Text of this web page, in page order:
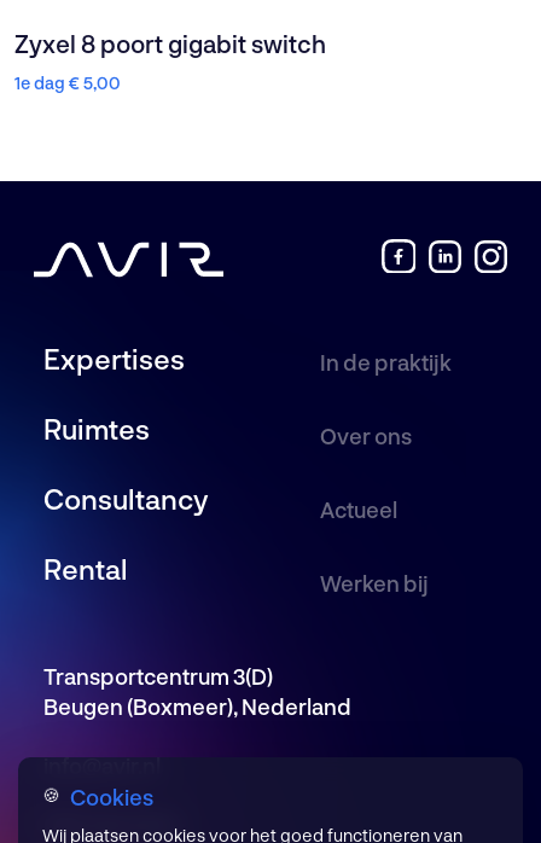
Zyxel 8 poort gigabit switch
1e dag €5,00
Expertises
Ruimtes
Consultancy
Rental
In de praktijk
Over ons
Actueel
Werken bij
Transportcentrum 3(D)
Beugen (Boxmeer), Nederland
info@avir.nl
085 246 5650
🍪 Cookies
Wij plaatsen cookies voor het goed functioneren van